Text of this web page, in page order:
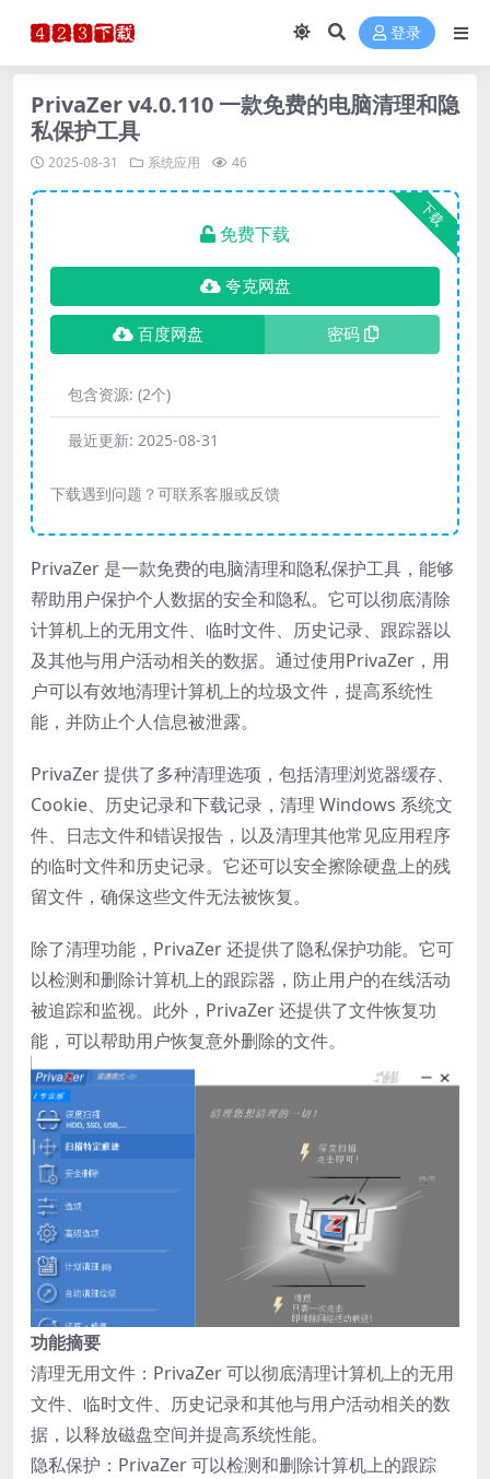
登录
PrivaZer v4.0.110 一款免费的电脑清理和隐
私保护工具
2025-08-31 系统应用 46
下载
免费下载
夸克网盘
百度网盘 密码
包含资源: (2个)
最近更新: 2025-08-31
下载遇到问题？可联系客服或反馈
PrivaZer 是一款免费的电脑清理和隐私保护工具，能够
帮助用户保护个人数据的安全和隐私。它可以彻底清除
计算机上的无用文件、临时文件、历史记录、跟踪器以
及其他与用户活动相关的数据。通过使用PrivaZer，用
户可以有效地清理计算机上的垃圾文件，提高系统性
能，并防止个人信息被泄露。
PrivaZer 提供了多种清理选项，包括清理浏览器缓存、
Cookie、历史记录和下载记录，清理 Windows 系统文
件、日志文件和错误报告，以及清理其他常见应用程序
的临时文件和历史记录。它还可以安全擦除硬盘上的残
留文件，确保这些文件无法被恢复。
除了清理功能，PrivaZer 还提供了隐私保护功能。它可
以检测和删除计算机上的跟踪器，防止用户的在线活动
被追踪和监视。此外，PrivaZer 还提供了文件恢复功
能，可以帮助用户恢复意外删除的文件。
功能摘要
清理无用文件：PrivaZer 可以彻底清理计算机上的无用
文件、临时文件、历史记录和其他与用户活动相关的数
据，以释放磁盘空间并提高系统性能。
隐私保护：PrivaZer 可以检测和删除计算机上的跟踪